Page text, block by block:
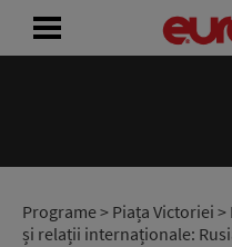
Programe> Piața Victoriei >
și relații internaționale:
RADIO